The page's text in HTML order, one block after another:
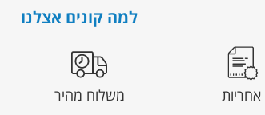
למה קונים אצלנו
אחריות משלוח מהיר